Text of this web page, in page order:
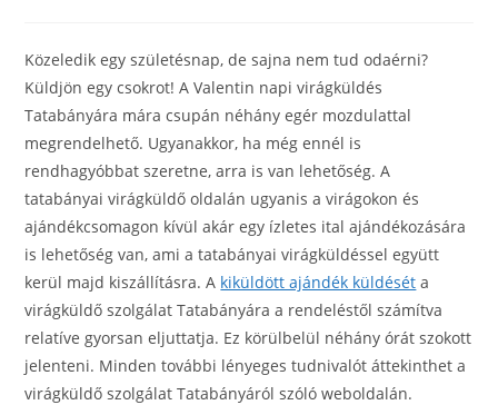
Közeledik egy születésnap, de sajna nem tud odaérni?
Küldjön egy csokrot! A Valentin napi virágküldés
Tatabányára mára csupán néhány egér mozdulattal
megrendelhető. Ugyanakkor, ha még ennél is
rendhagyóbbat szeretne, arra is van lehetőség. A
tatabányai virágküldő oldalán ugyanis a virágokon és
ajándékcsomagon kívül akár egy ízletes ital ajándékozására
is lehetőség van, ami a tatabányai virágküldéssel együtt
kerül majd kiszállításra. A kiküldött ajándék küldését a
virágküldő szolgálat Tatabányára a rendeléstől számítva
relatíve gyorsan eljuttatja. Ez körülbelül néhány órát szokott
jelenteni. Minden további lényeges tudnivalót áttekinthet a
virágküldő szolgálat Tatabányáról szóló weboldalán.